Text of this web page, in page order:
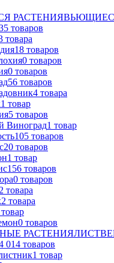
товаров
товара
18 товаров
0 товаров
0 товаров
56 товаров
4 товара
1 товар
5 товаров
Виноград1 товар
105 товаров
20 товаров
1 товар
156 товаров
0 товаров
товара
2 товара
товар
0 товаров
014 товаров
1 товар